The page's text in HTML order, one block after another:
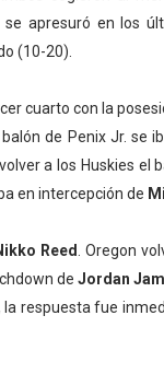
se apresuró en los
(10-20).
cuarto con la
de Penix Jr. se
a los Huskies el
en intercepción de
Reed
. Oregon
de Jordan
respuesta fue